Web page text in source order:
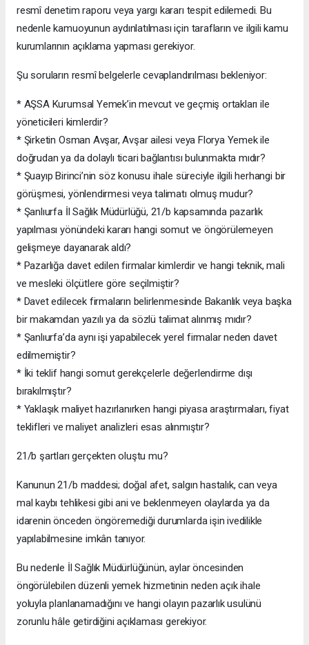
resmî denetim raporu veya yargı kararı tespit edilemedi. Bu
nedenle kamuoyunun aydınlatılması için tarafların ve ilgili kamu
kurumlarının açıklama yapması gerekiyor.
Şu soruların resmî belgelerle cevaplandırılması bekleniyor:
* AŞSA Kurumsal Yemek’in mevcut ve geçmiş ortakları ile
yöneticileri kimlerdir?
* Şirketin Osman Avşar, Avşar ailesi veya Florya Yemek ile
doğrudan ya da dolaylı ticari bağlantısı bulunmakta mıdır?
* Şuayıp Birinci’nin söz konusu ihale süreciyle ilgili herhangi bir
görüşmesi, yönlendirmesi veya talimatı olmuş mudur?
* Şanlıurfa İl Sağlık Müdürlüğü, 21/b kapsamında pazarlık
yapılması yönündeki kararı hangi somut ve öngörülemeyen
gelişmeye dayanarak aldı?
* Pazarlığa davet edilen firmalar kimlerdir ve hangi teknik, mali
ve mesleki ölçütlere göre seçilmiştir?
* Davet edilecek firmaların belirlenmesinde Bakanlık veya başka
bir makamdan yazılı ya da sözlü talimat alınmış mıdır?
* Şanlıurfa’da aynı işi yapabilecek yerel firmalar neden davet
edilmemiştir?
* İki teklif hangi somut gerekçelerle değerlendirme dışı
bırakılmıştır?
* Yaklaşık maliyet hazırlanırken hangi piyasa araştırmaları, fiyat
teklifleri ve maliyet analizleri esas alınmıştır?
21/b şartları gerçekten oluştu mu?
Kanunun 21/b maddesi; doğal afet, salgın hastalık, can veya
mal kaybı tehlikesi gibi ani ve beklenmeyen olaylarda ya da
idarenin önceden öngöremediği durumlarda işin ivedilikle
yapılabilmesine imkân tanıyor.
Bu nedenle İl Sağlık Müdürlüğünün, aylar öncesinden
öngörülebilen düzenli yemek hizmetinin neden açık ihale
yoluyla planlanamadığını ve hangi olayın pazarlık usulünü
zorunlu hâle getirdiğini açıklaması gerekiyor.